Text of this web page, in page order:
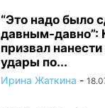
“Это надо было
давным-давно”:
призвал
удары по...
Ирина Жаткина -